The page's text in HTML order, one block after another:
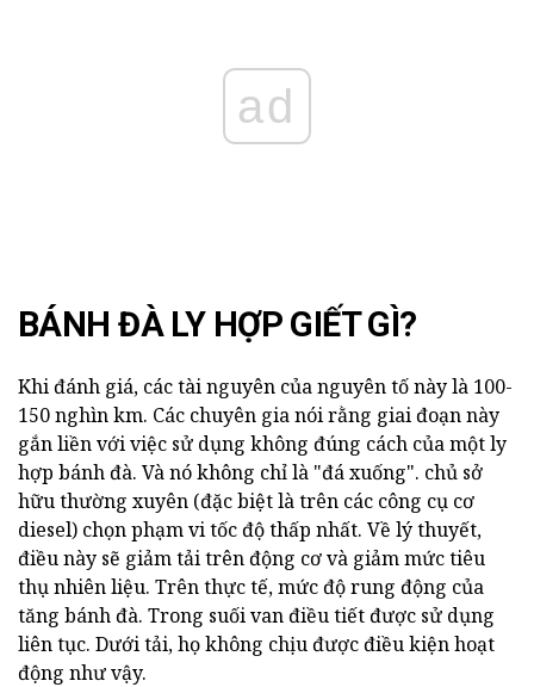
ad
BÁNH ĐÀ LY HỢP GIẾT GÌ?
Khi đánh giá, các tài nguyên của nguyên tố này là 100-
150 nghìn km. Các chuyên gia nói rằng giai đoạn này
gắn liền với việc sử dụng không đúng cách của một ly
hợp bánh đà. Và nó không chỉ là "đá xuống". chủ sở
hữu thường xuyên (đặc biệt là trên các công cụ cơ
diesel) chọn phạm vi tốc độ thấp nhất. Về lý thuyết,
điều này sẽ giảm tải trên động cơ và giảm mức tiêu
thụ nhiên liệu. Trên thực tế, mức độ rung động của
tăng bánh đà. Trong suối van điều tiết được sử dụng
liên tục. Dưới tải, họ không chịu được điều kiện hoạt
động như vậy.